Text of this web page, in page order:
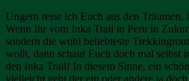
Ungern reise ich Euch aus den Träumen,
Wenn Ihr vom Inka Trail in Peru in
sondern die wohl beliebteste
wollt, dann schaut Euch doch mal selbst
den Inka Trail! In diesem Sinne, ein